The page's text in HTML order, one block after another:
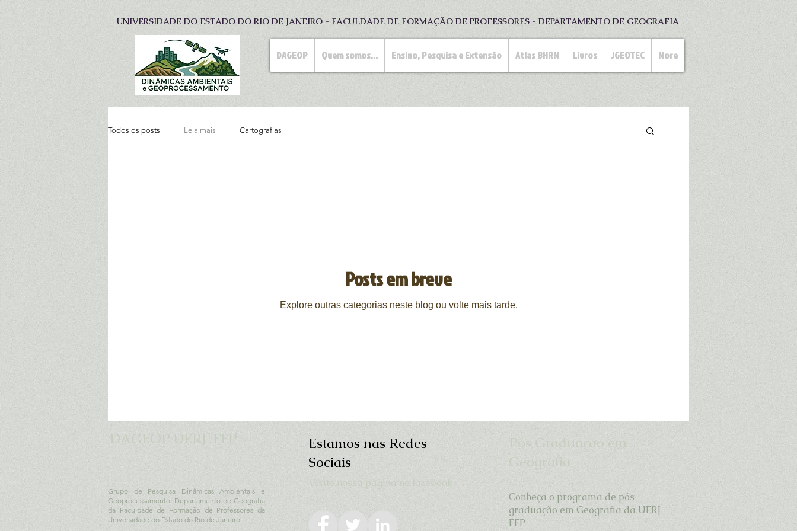
UNIVERSIDADE DO ESTADO DO RIO DE JANEIRO - FACULDADE DE FORMAÇÃO DE PROFESSORES - DEPARTAMENTO DE GEOGRAFIA
DAGEOP Quem somos... Ensino, Pesquisa e Extensão Atlas BHRM Livros JGEOTEC More
Todos os posts Leia mais Cartografias
Posts em breve
Explore outras categorias neste blog ou volte mais tarde.
DAGEOP UERJ-FFP
Grupo de Pesquisa Dinâmicas Ambientais e
Geoprocessamento. Departamento de Geografia
da Faculdade de Formação de Professores da
Universidade do Estado do Rio de Janeiro.
Estamos nas Redes
Sociais
Visite nossa página no facebook
Pós Graduação em
Geografia
Conheça o programa de pós
graduação em Geografia da UERJ-
FFP